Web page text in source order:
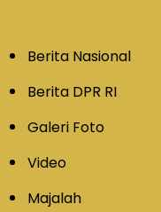
Berita Nasional
Berita DPR RI
Galeri Foto
Video
Majalah